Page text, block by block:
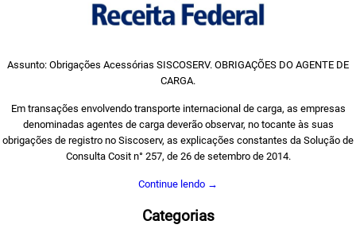
Assunto: Obrigações Acessórias SISCOSERV. OBRIGAÇÕES DO AGENTE DE
CARGA.
Em transações envolvendo transporte internacional de carga, as empresas
denominadas agentes de carga deverão observar, no tocante às suas
obrigações de registro no Siscoserv, as explicações constantes da Solução de
Consulta Cosit n° 257, de 26 de setembro de 2014.
Continue lendo →
Categorias